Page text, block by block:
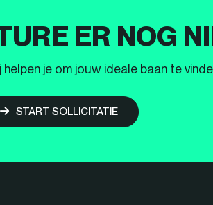
ER NOG
je om jouw ideale baan te
START SOLLICITATIE